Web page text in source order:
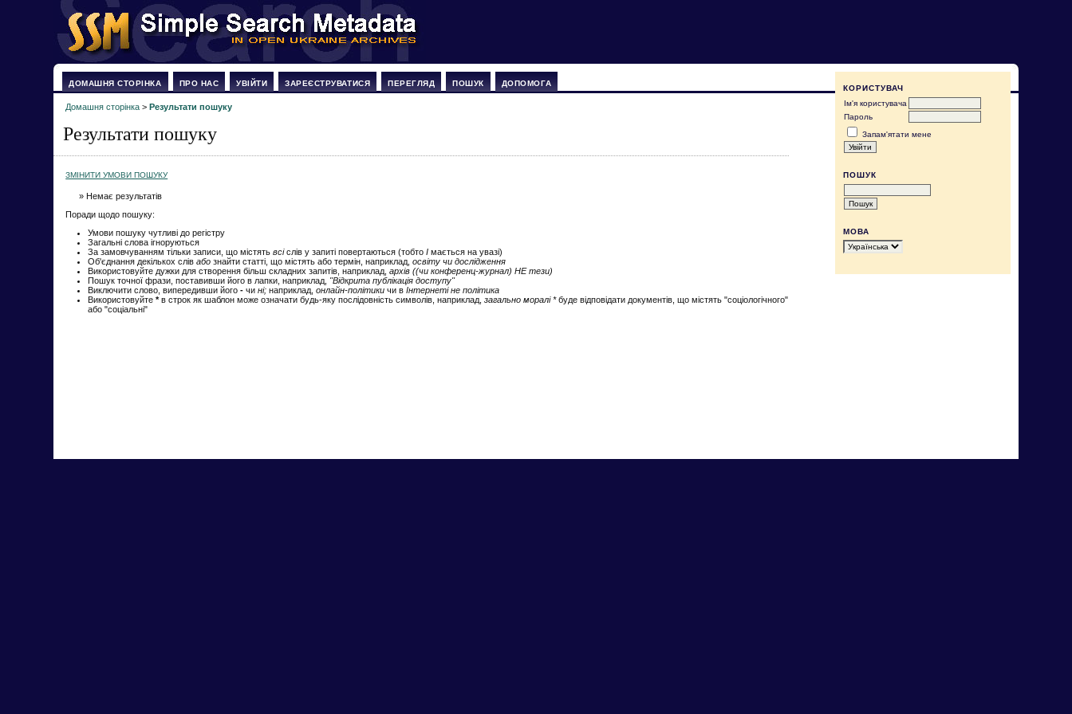
КОРИСТУВАЧ
Ім'я користувача
Пароль
Запам'ятати мене
ПОШУК
МОВА
ДОМАШНЯ СТОРІНКА ПРО НАС УВІЙТИ ЗАРЕЄСТРУВАТИСЯ ПЕРЕГЛЯД ПОШУК ДОПОМОГА
Домашня сторінка >Результати пошуку
Результати пошуку
ЗМІНИТИ УМОВИ ПОШУКУ
» Немає результатів
Поради щодо пошуку:
Умови пошуку чутливі до регістру
Загальні слова ігноруються
За замовчуванням тільки записи, що містятьвсіслів у запиті повертаються (тобтоІ мається на увазі)
Об'єднання декількох слівабо знайти статті, що містять або термін, наприклад,освіту чи дослідження
Використовуйте дужки для створення більш складних запитів, наприклад,архів ((чи конференц-журнал) НЕ тези)
Пошук точної фрази, поставивши його в лапки, наприклад, "Відкрита публікація доступу"
Виключити слово, випередивши його- чині; наприклад,онлайн-політики чи вІнтернеті не політика
Використовуйте*в строк як шаблон може означати будь-яку послідовність символів, наприклад,загально моралі *буде відповідати документів, що містять "соціологічного"
або "соціальні"